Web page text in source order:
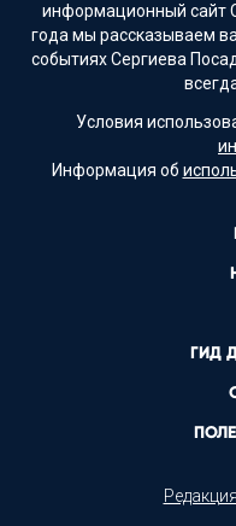
информационный сайт
года мы рассказываем
событиях Сергиева
Условия
Информация об
ГИД
Редакция